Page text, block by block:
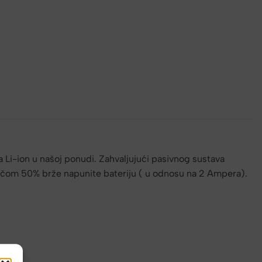
ion u našoj ponudi. Zahvaljujući pasivnog sustava
50% brže napunite bateriju ( u odnosu na 2 Ampera).